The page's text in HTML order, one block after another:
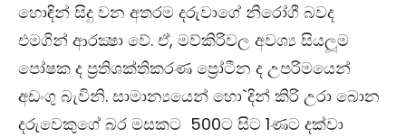
හොඳින් සිදු වන අතරම දරුවාගේ නිරෝගී බවද
එමගින් ආරක්‍ෂා වේ. ඒ, මව්කිරිවල අවශ්‍ය සියලූම
පෝෂක ද ප‍්‍රතිශක්තිකරණ ප්‍රෝටීන ද උපරිමයෙන්
අඩංගු බැවිනි. සාමාන්‍යයෙන් හො`දින් කිරි උරා බොන
දරුවෙකුගේ බර මසකට 500ට සිට 1ණට දක්වා